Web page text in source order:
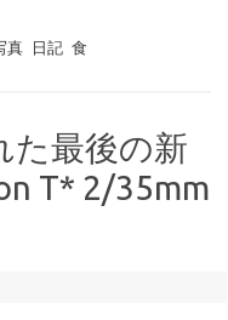
真 日記 食
た最後の新
T* 2/35mm